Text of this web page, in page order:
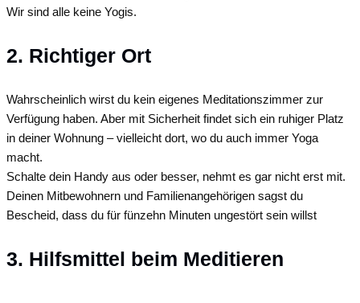
Wir sind alle keine Yogis.
2. Richtiger Ort
Wahrscheinlich wirst du kein eigenes Meditationszimmer zur
Verfügung haben. Aber mit Sicherheit findet sich ein ruhiger Platz
in deiner Wohnung – vielleicht dort, wo du auch immer Yoga
macht.
Schalte dein Handy aus oder besser, nehmt es gar nicht erst mit.
Deinen Mitbewohnern und Familienangehörigen sagst du
Bescheid, dass du für fünzehn Minuten ungestört sein willst
3. Hilfsmittel beim Meditieren